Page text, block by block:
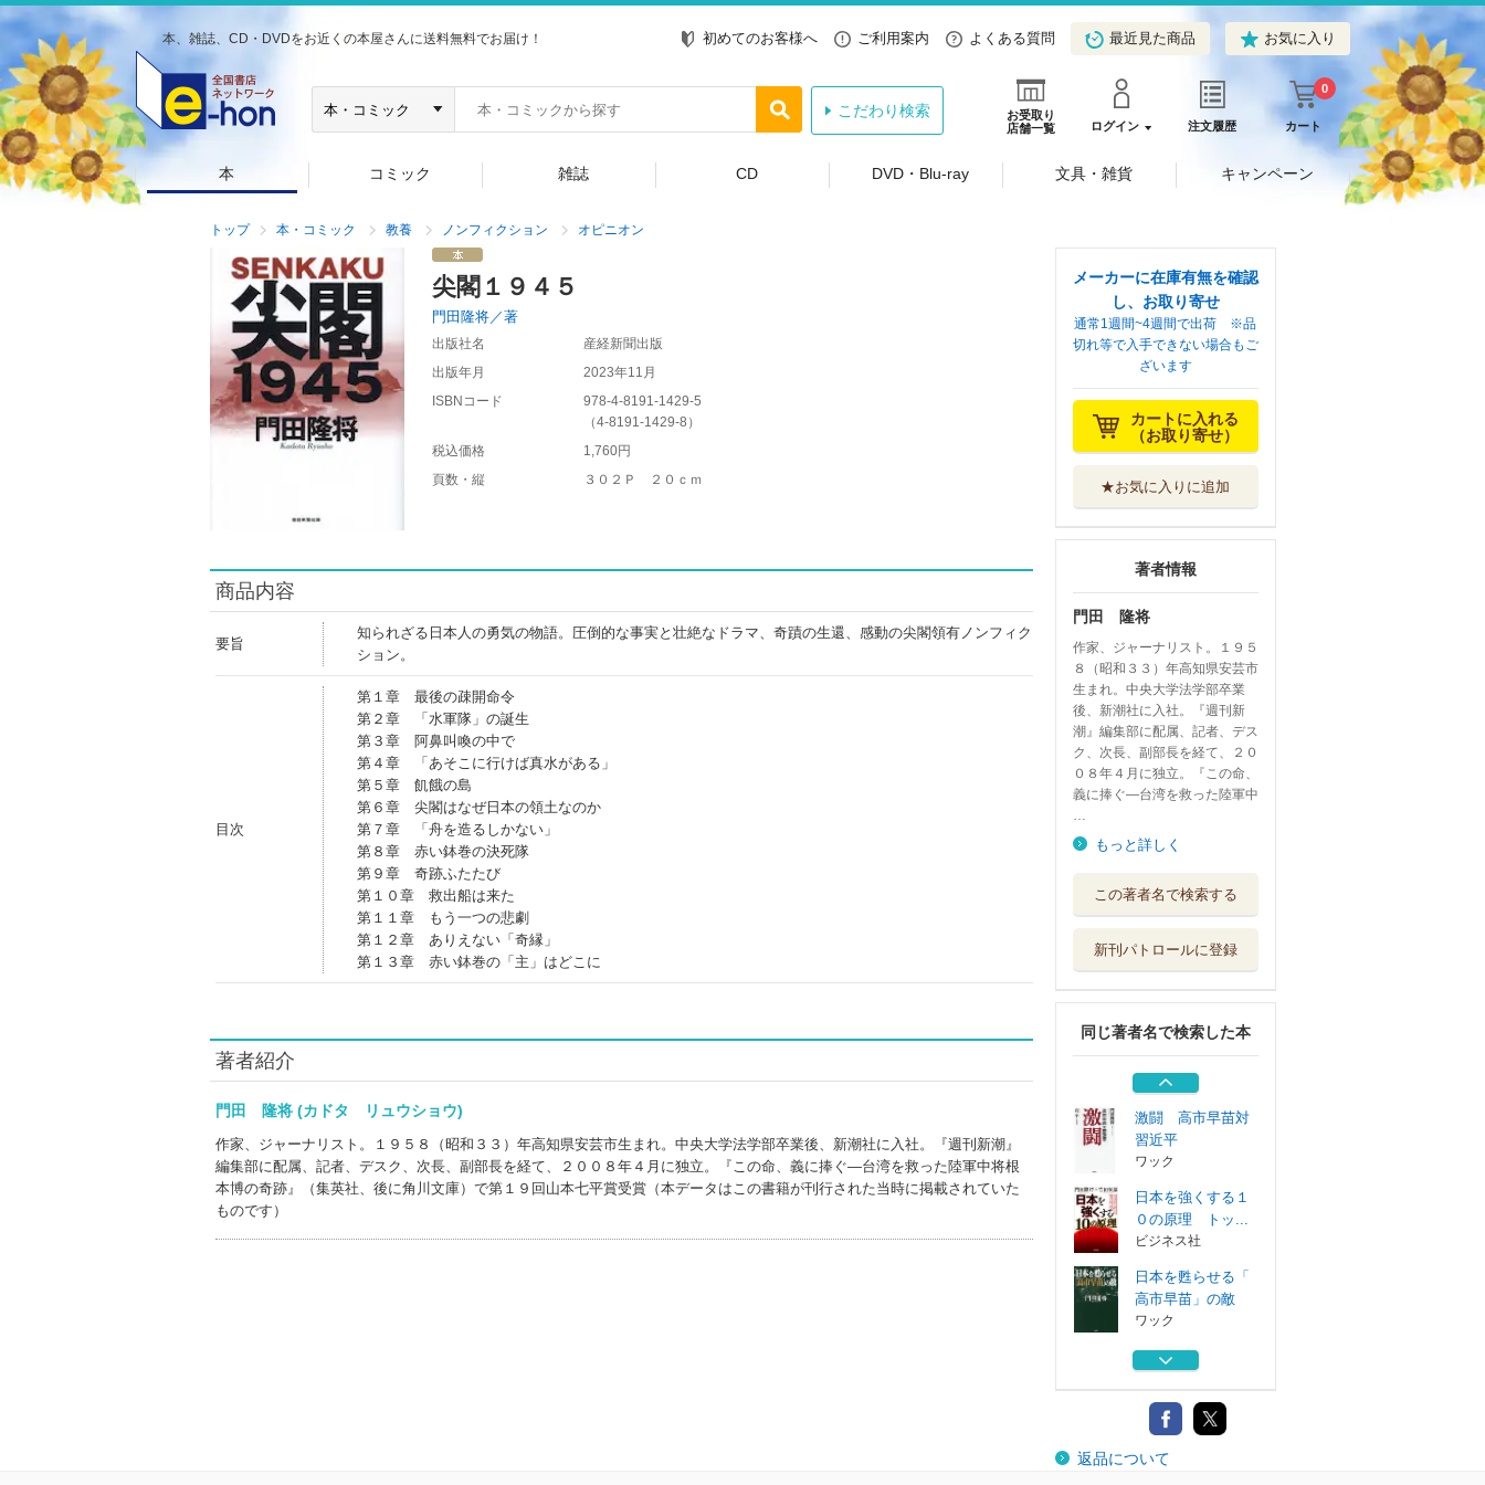
本、雑誌、CD・DVDをお近くの本屋さんに送料無料でお届け！ 初めてのお客様へ ご利用案内 よくある質問 最近見た商品 お気に入り
お受取り
店舗一覧
ログイン 注文履歴 カート
0
こだわり検索
本 コミック 雑誌 CD DVD・Blu-ray 文具・雑貨 キャンペーン
トップ 本・コミック 教養 ノンフィクション オピニオン
尖閣１９４５
門田隆将／著
出版社名
産経新聞出版
出版年月
2023年11月
ISBNコード
978-4-8191-1429-5
（4-8191-1429-8 ）
税込価格
1,760円
頁数・縦
３０２Ｐ ２０ｃｍ
商品内容
要旨
知られざる日本人の勇気の物語。圧倒的な事実と壮絶なドラマ、奇蹟の生還、感動の尖閣領有ノンフィク
ション。
目次
第１章 最後の疎開命令
第２章 「水軍隊」の誕生
第３章 阿鼻叫喚の中で
第４章 「あそこに行けば真水がある」
第５章 飢餓の島
第６章 尖閣はなぜ日本の領土なのか
第７章 「舟を造るしかない」
第８章 赤い鉢巻の決死隊
第９章 奇跡ふたたび
第１０章 救出船は来た
第１１章 もう一つの悲劇
第１２章 ありえない「奇縁」
第１３章 赤い鉢巻の「主」はどこに
著者紹介
門田 隆将 (カドタ リュウショウ)
作家、ジャーナリスト。１９５８（昭和３３）年高知県安芸市生まれ。中央大学法学部卒業後、新潮社に入社。『週刊新潮』
編集部に配属、記者、デスク、次長、副部長を経て、２００８年４月に独立。『この命、義に捧ぐ―台湾を救った陸軍中将根
本博の奇跡』（集英社、後に角川文庫）で第１９回山本七平賞受賞（本データはこの書籍が刊行された当時に掲載されていた
ものです）
メーカーに在庫有無を確認
し、お取り寄せ
通常1週間~4週間で出荷 ※品
切れ等で入手できない場合もご
ざいます
カートに入れる
（お取り寄せ）
★お気に入りに追加
著者情報
門田 隆将
作家、ジャーナリスト。１９５
８（昭和３３）年高知県安芸市
生まれ。中央大学法学部卒業
後、新潮社に入社。『週刊新
潮』編集部に配属、記者、デス
ク、次長、副部長を経て、２０
０８年４月に独立。『この命、
義に捧ぐ―台湾を救った陸軍中
…
もっと詳しく
この著者名で検索する
新刊パトロールに登録
同じ著者名で検索した本
高市早苗」の敵
大統領に告ぐ 硫
産経新聞出版
媚中 その驚愕の
「真実」
ワック
激闘 高市早苗対
習近平
ワック
日本を強くする１
０の原理 トッ...
ビジネス社
日本を甦らせる「
高市早苗」の敵
ワック
大統領に告ぐ 硫
産経新聞出版
媚中 その驚愕の
「真実」
返品について